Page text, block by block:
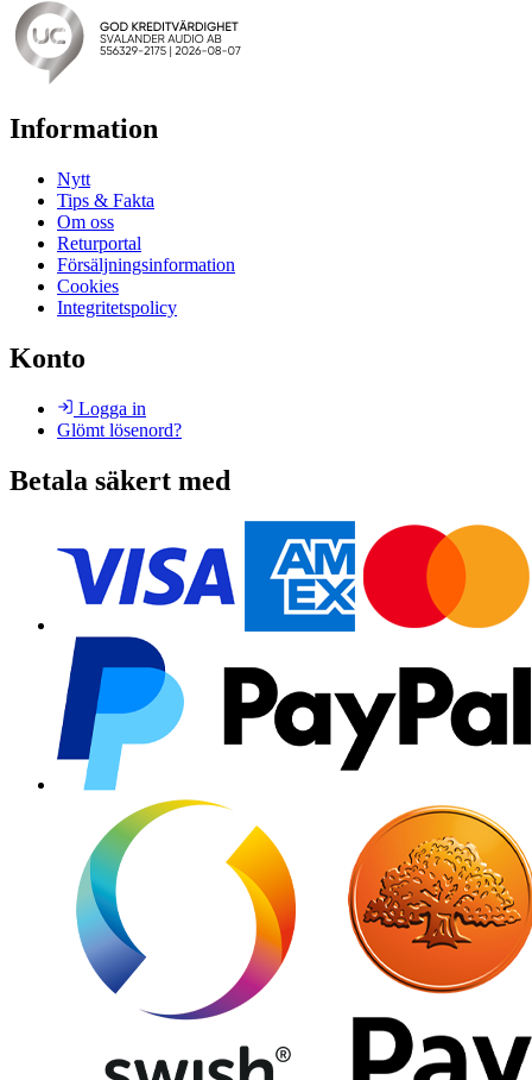
Information
Nytt
Tips & Fakta
Om oss
Returportal
Försäljningsinformation
Cookies
Integritetspolicy
Konto
Logga in
Glömt lösenord?
Betala säkert med